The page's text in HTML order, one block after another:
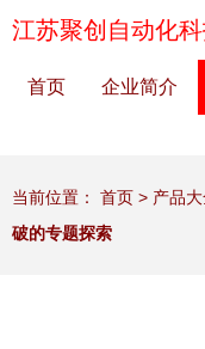
江苏聚创自动化
首页 企业简介
当前位置： 首页 > 产品
破的专题探索